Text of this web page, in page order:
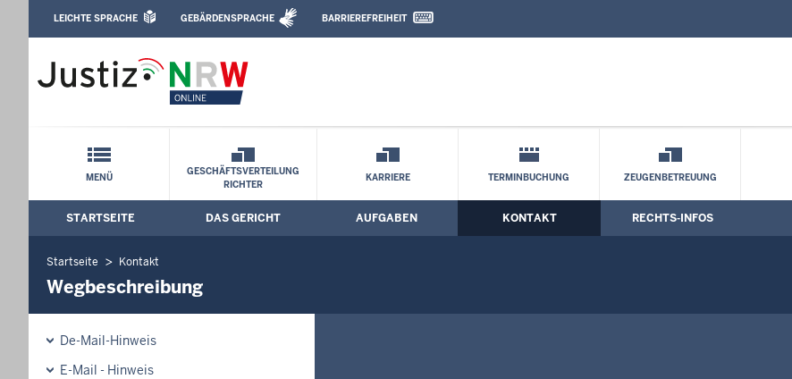
Amtsgericht Wuppertal: Wegbeschreibung
Leichte Sprache, Gebärdensprachenvideo und Kontaktformular
LEICHTE SPRACHE GEBÄRDENSPRACHE BARRIEREFREIHEIT
Schnellnavigation mit Volltext-Suche
MENÜ
GESCHÄFTSVERTEILUNG
RICHTER
KARRIERE TERMINBUCHUNG ZEUGENBETREUUNG
Hauptmenü: Hauptnavigation
STARTSEITE DAS GERICHT AUFGABEN KONTAKT RECHTS-INFOS
Startseite Kontakt
Wegbeschreibung
De-Mail-Hinweis
E-Mail - Hinweis